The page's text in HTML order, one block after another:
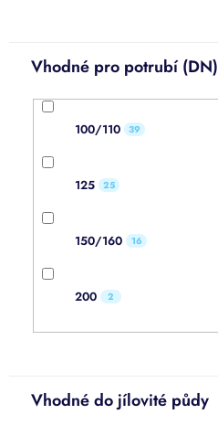
Vhodné pro potrubí (DN)
100/110 39
125 25
150/160 16
200 2
Vhodné do jílovité půdy